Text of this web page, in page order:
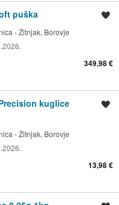
puška
- Žitnjak, Borovje
349,98 €
kuglice
- Žitnjak, Borovje
13,98 €